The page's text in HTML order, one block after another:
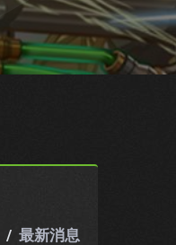
最新消息